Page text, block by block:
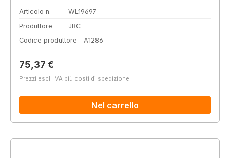
Articolo n.
WL19697
Produttore
JBC
Codice produttore
A1286
Prezzo normale:
75,37 €
Prezzi escl. IVA più costi di spedizione
Nel carrello